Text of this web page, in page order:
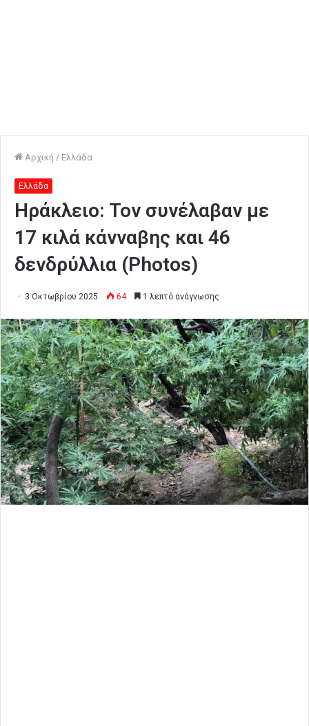
Αρχική / Ελλάδα
Ελλάδα
Ηράκλειο: Τον συνέλαβαν με
17 κιλά κάνναβης και 46
δενδρύλλια (Photos)
3 Οκτωβρίου 2025 64 1 λεπτό ανάγνωσης